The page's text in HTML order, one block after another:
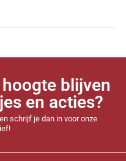
blijven
en acties?
schrijf je dan in voor onze